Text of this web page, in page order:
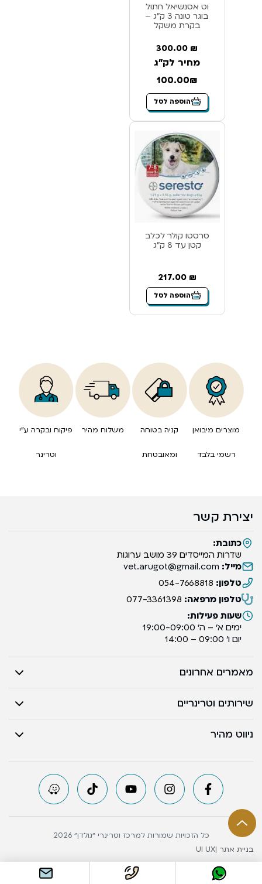
וט אסנשיאל חתול
בוגר טונה 3 ק”ג –
בקרת משקל
300.00 ₪
מחיר לק"ג
100.00₪
הוספה לסל
סרסטו קולר לכלב
קטן עד 8 ק”ג
217.00 ₪
הוספה לסל
מוצרים מיבואן
רשמי בלבד
קניה בטוחה
ומאובטחת
משלוח מהיר פיקוח ובקרה ע”י
וטרינר
יצירת קשר
כתובת:
שדרות המייסדים 39 מושב ערוגות
מייל: vet.arugot@gmail.com
טלפון: 054-7668818
טלפון מרפאה: 077-3361398
שעות פעילות:
ימים א’ – ה’ 19:00-09:00
יום ו’ 09:00 – 14:00
מאמרים אחרונים
שירותים וטרינריים
ניווט מהיר
כל הזכויות שמורות למרכז וטרינרי ״גולדן״ 2026
בניית אתר |UI UX